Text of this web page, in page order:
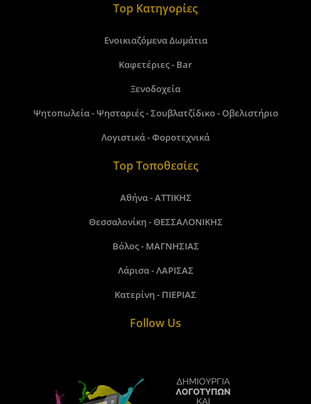
Top Κατηγορίες
Ενοικιαζόμενα Δωμάτια
Καφετέριες - Bar
Ξενοδοχεία
Ψητοπωλεία - Ψησταριές - Σουβλατζίδικο - Οβελιστήριο
Λογιστικά - Φοροτεχνικά
Top Τοποθεσίες
Αθήνα - ΑΤΤΙΚΗΣ
Θεσσαλονίκη - ΘΕΣΣΑΛΟΝΙΚΗΣ
Βόλος - ΜΑΓΝΗΣΙΑΣ
Λάρισα - ΛΑΡΙΣΑΣ
Κατερίνη - ΠΙΕΡΙΑΣ
Follow Us